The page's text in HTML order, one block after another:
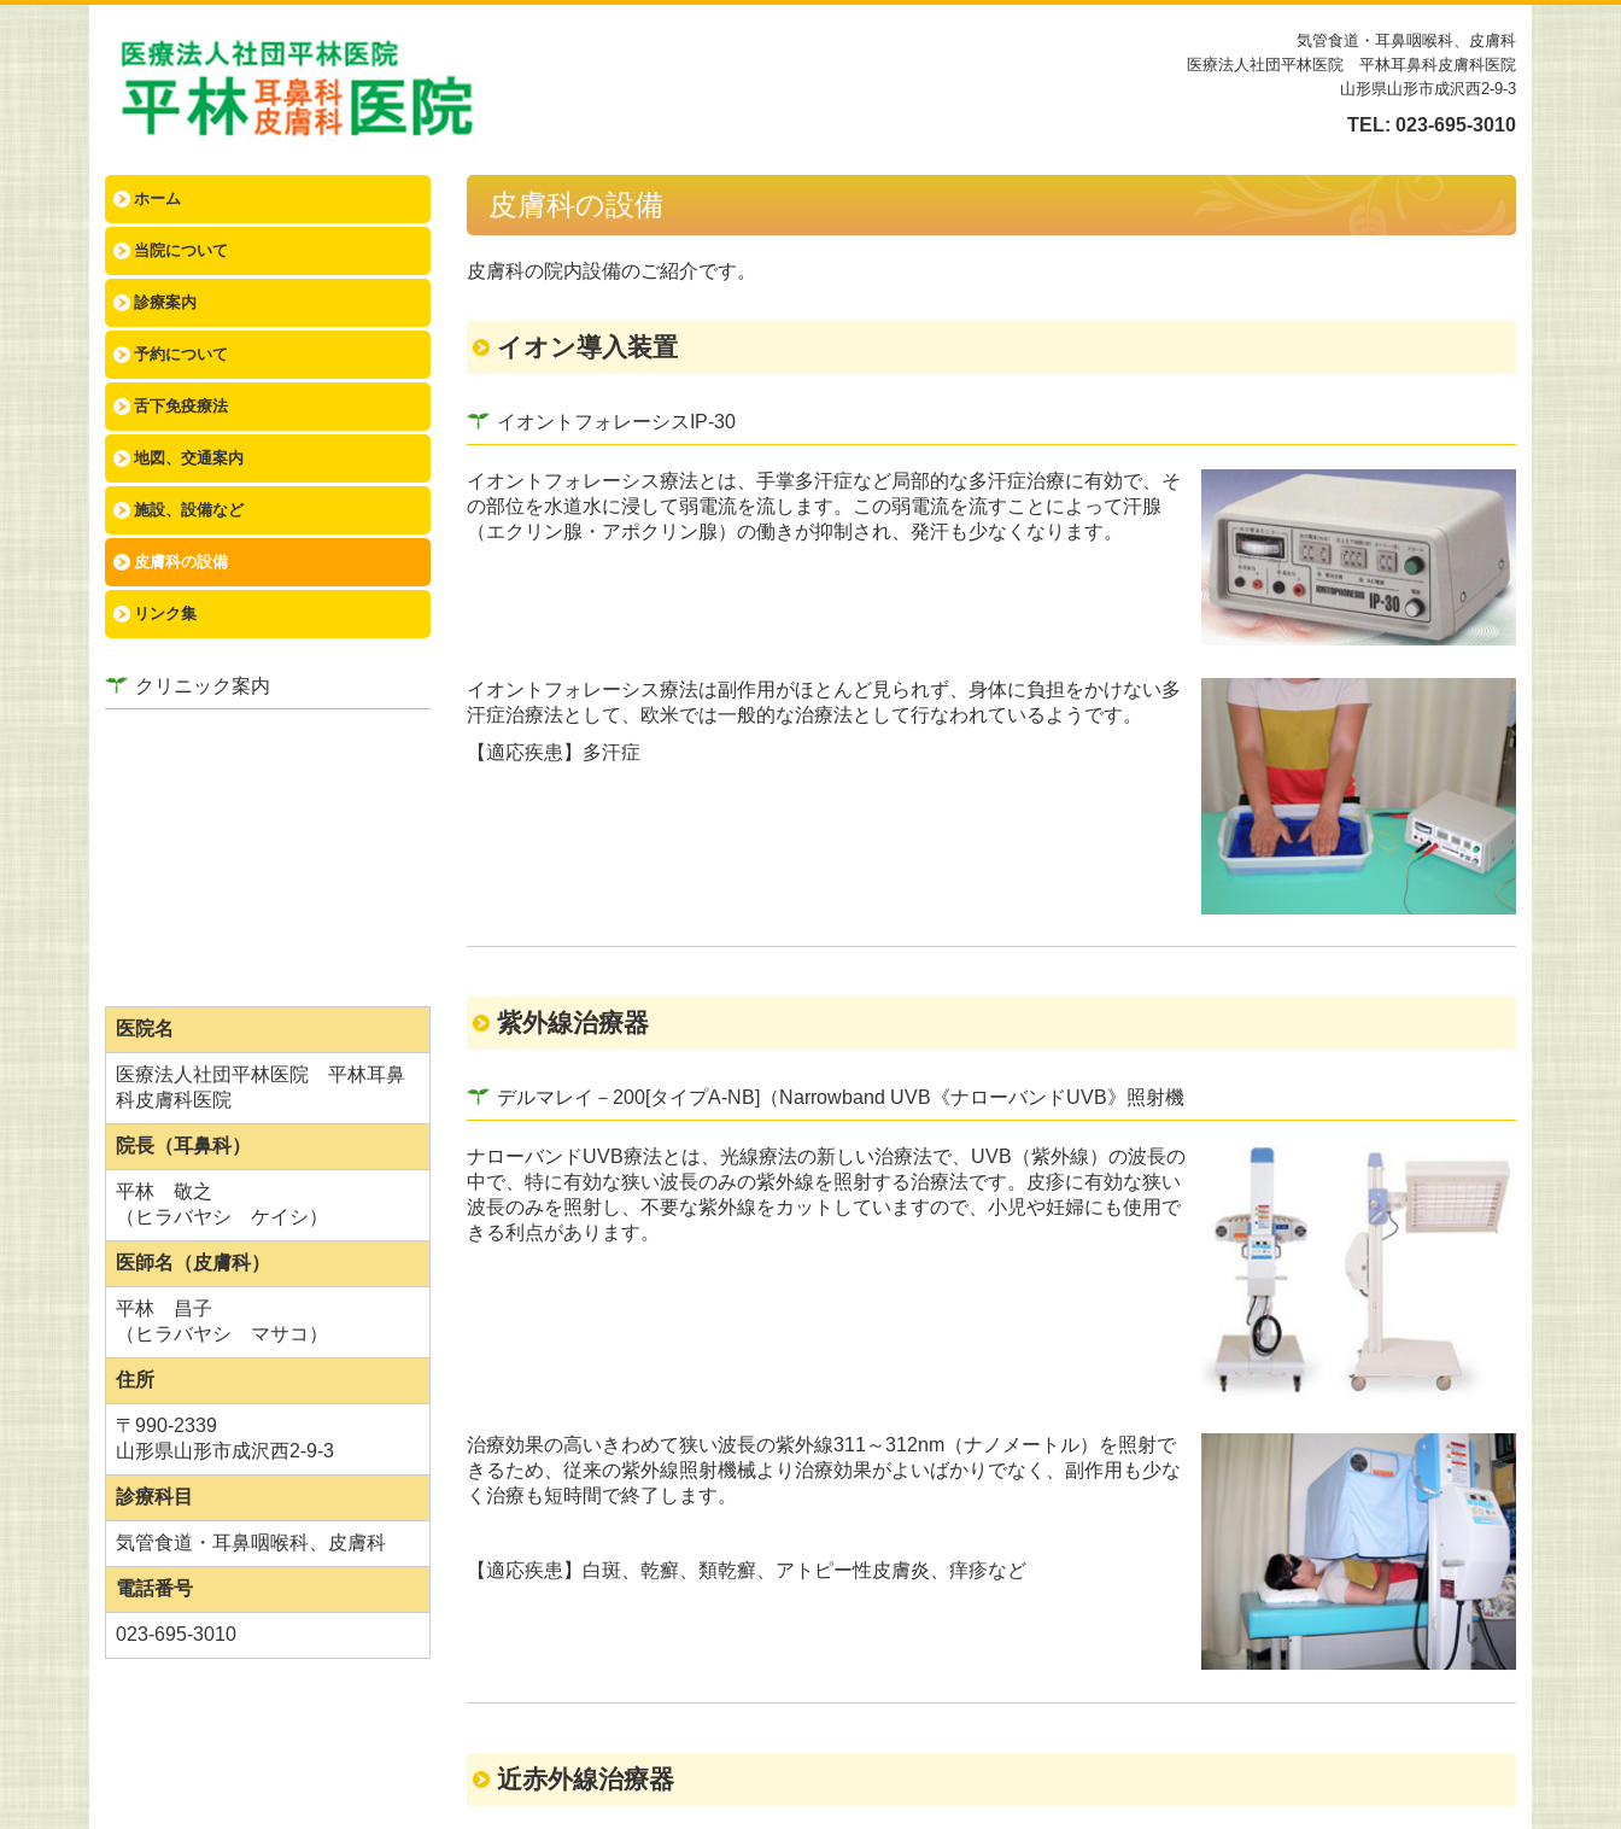
気管食道・耳鼻咽喉科、皮膚科
医療法人社団平林医院 平林耳鼻科皮膚科医院
山形県山形市成沢西2-9-3
TEL: 023-695-3010
ホーム
当院について
診療案内
予約について
舌下免疫療法
地図、交通案内
施設、設備など
皮膚科の設備
リンク集
クリニック案内
医院名
医療法人社団平林医院 平林耳鼻
科皮膚科医院
院長（耳鼻科）
平林 敬之
（ヒラバヤシ ケイシ）
医師名（皮膚科）
平林 昌子
（ヒラバヤシ マサコ）
住所
〒990-2339
山形県山形市成沢西2-9-3
診療科目
気管食道・耳鼻咽喉科、皮膚科
電話番号
023-695-3010
皮膚科の設備
皮膚科の院内設備のご紹介です。
イオン導入装置
イオントフォレーシスIP-30
イオントフォレーシス療法とは、手掌多汗症など局部的な多汗症治療に有効で、そ
の部位を水道水に浸して弱電流を流します。この弱電流を流すことによって汗腺
（エクリン腺・アポクリン腺）の働きが抑制され、発汗も少なくなります。
イオントフォレーシス療法は副作用がほとんど見られず、身体に負担をかけない多
汗症治療法として、欧米では一般的な治療法として行なわれているようです。
【適応疾患】多汗症
紫外線治療器
デルマレイ－200[タイプA-NB]（Narrowband UVB《ナローバンドUVB》照射機
ナローバンドUVB療法とは、光線療法の新しい治療法で、UVB（紫外線）の波長の
中で、特に有効な狭い波長のみの紫外線を照射する治療法です。皮疹に有効な狭い
波長のみを照射し、不要な紫外線をカットしていますので、小児や妊婦にも使用で
きる利点があります。
治療効果の高いきわめて狭い波長の紫外線311～312nm（ナノメートル）を照射で
きるため、従来の紫外線照射機械より治療効果がよいばかりでなく、副作用も少な
く治療も短時間で終了します。
【適応疾患】白斑、乾癬、類乾癬、アトピー性皮膚炎、痒疹など
近赤外線治療器